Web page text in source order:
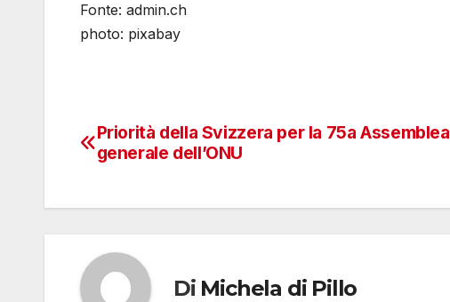
Fonte: admin.ch
photo: pixabay
Navigazione
Priorità della Svizzera per la 75a Assemblea
generale dell’ONU
Di Michela di Pillo